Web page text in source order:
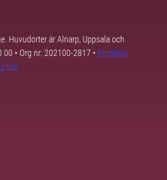
Huvudorter är Alnarp, Uppsala och
• Org nr: 202100-2817 • Kontakta